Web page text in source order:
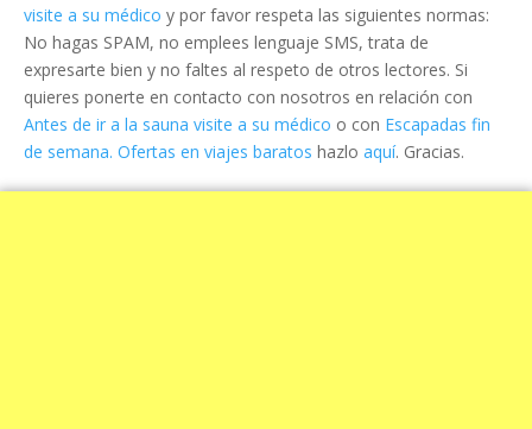
visite a su médico y por favor respeta las siguientes normas:
No hagas SPAM, no emplees lenguaje SMS, trata de
expresarte bien y no faltes al respeto de otros lectores. Si
quieres ponerte en contacto con nosotros en relación con
Antes de ir a la sauna visite a su médico o con Escapadas fin
de semana. Ofertas en viajes baratos hazlo aquí. Gracias.